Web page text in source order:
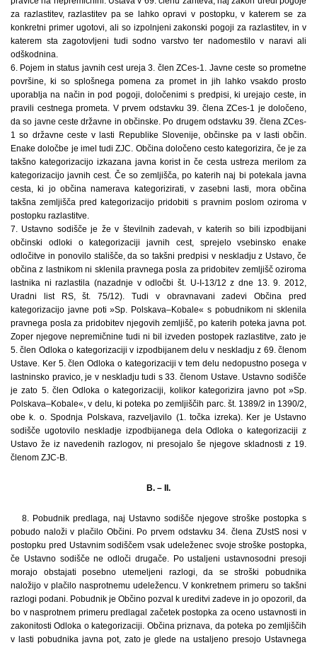
za razlastitev, razlastitev pa se lahko opravi v postopku, v katerem se za
konkretni primer ugotovi, ali so izpolnjeni zakonski pogoji za razlastitev, in v
katerem sta zagotovljeni tudi sodno varstvo ter nadomestilo v naravi ali
odškodnina.
6. Pojem in status javnih cest ureja 3. člen ZCes-1. Javne ceste so prometne
površine, ki so splošnega pomena za promet in jih lahko vsakdo prosto
uporablja na način in pod pogoji, določenimi s predpisi, ki urejajo ceste, in
pravili cestnega prometa. V prvem odstavku 39. člena ZCes-1 je določeno,
da so javne ceste državne in občinske. Po drugem odstavku 39. člena ZCes-
1 so državne ceste v lasti Republike Slovenije, občinske pa v lasti občin.
Enake določbe je imel tudi ZJC. Občina določeno cesto kategorizira, če je za
takšno kategorizacijo izkazana javna korist in če cesta ustreza merilom za
kategorizacijo javnih cest. Če so zemljišča, po katerih naj bi potekala javna
cesta, ki jo občina namerava kategorizirati, v zasebni lasti, mora občina
takšna zemljišča pred kategorizacijo pridobiti s pravnim poslom oziroma v
postopku razlastitve.
7. Ustavno sodišče je že v številnih zadevah, v katerih so bili izpodbijani
občinski odloki o kategorizaciji javnih cest, sprejelo vsebinsko enake
odločitve in ponovilo stališče, da so takšni predpisi v neskladju z Ustavo, če
občina z lastnikom ni sklenila pravnega posla za pridobitev zemljišč oziroma
lastnika ni razlastila (nazadnje v odločbi št. U-I-13/12 z dne 13. 9. 2012,
Uradni list RS, št. 75/12). Tudi v obravnavani zadevi Občina pred
kategorizacijo javne poti »Sp. Polskava–Kobale« s pobudnikom ni sklenila
pravnega posla za pridobitev njegovih zemljišč, po katerih poteka javna pot.
Zoper njegove nepremičnine tudi ni bil izveden postopek razlastitve, zato je
5. člen Odloka o kategorizaciji v izpodbijanem delu v neskladju z 69. členom
Ustave. Ker 5. člen Odloka o kategorizaciji v tem delu nedopustno posega v
lastninsko pravico, je v neskladju tudi s 33. členom Ustave. Ustavno sodišče
je zato 5. člen Odloka o kategorizaciji, kolikor kategorizira javno pot »Sp.
Polskava–Kobale«, v delu, ki poteka po zemljiščih parc. št. 1389/2 in 1390/2,
obe k. o. Spodnja Polskava, razveljavilo (1. točka izreka). Ker je Ustavno
sodišče ugotovilo neskladje izpodbijanega dela Odloka o kategorizaciji z
Ustavo že iz navedenih razlogov, ni presojalo še njegove skladnosti z 19.
členom ZJC-B.
B. – II.
8. Pobudnik predlaga, naj Ustavno sodišče njegove stroške postopka s
pobudo naloži v plačilo Občini. Po prvem odstavku 34. člena ZUstS nosi v
postopku pred Ustavnim sodiščem vsak udeleženec svoje stroške postopka,
če Ustavno sodišče ne odloči drugače. Po ustaljeni ustavnosodni presoji
morajo obstajati posebno utemeljeni razlogi, da se stroški pobudnika
naložijo v plačilo nasprotnemu udeležencu. V konkretnem primeru so takšni
razlogi podani. Pobudnik je Občino pozval k ureditvi zadeve in jo opozoril, da
bo v nasprotnem primeru predlagal začetek postopka za oceno ustavnosti in
zakonitosti Odloka o kategorizaciji. Občina priznava, da poteka po zemljiščih
v lasti pobudnika javna pot, zato je glede na ustaljeno presojo Ustavnega